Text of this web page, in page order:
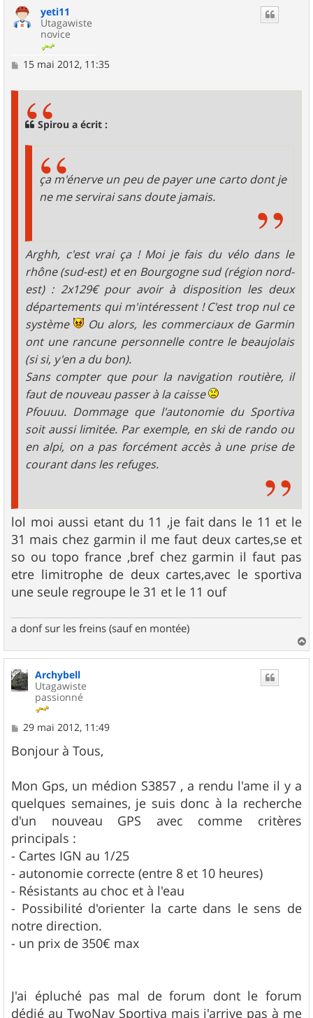
yeti11
Utagawiste
novice
M15 mai 2012, 11:35
Spirou a écrit :
ça m'énerve un peu de payer une carto dont je
ne me servirai sans doute jamais.
Arghh, c'est vrai ça ! Moi je fais du vélo dans le
rhône (sud-est) et en Bourgogne sud (région nord-
est) : 2x129€ pour avoir à disposition les deux
départements qui m'intéressent ! C'est trop nul ce
système
Ou alors, les commerciaux de Garmin
ont une rancune personnelle contre le beaujolais
(si si, y'en a du bon).
Sans compter que pour la navigation routière, il
faut de nouveau passer à la caisse
Pfouuu. Dommage que l'autonomie du Sportiva
soit aussi limitée. Par exemple, en ski de rando ou
en alpi, on a pas forcément accès à une prise de
courant dans les refuges.
lol moi aussi etant du 11 ,je fait dans le 11 et le
31 mais chez garmin il me faut deux cartes,se et
so ou topo france ,bref chez garmin il faut pas
etre limitrophe de deux cartes,avec le sportiva
une seule regroupe le 31 et le 11 ouf
a donf sur les freins (sauf en montée)
a
u
Archybell
Utagawiste
passionné
M
s
s
g
e
29 mai 2012, 11:49
Bonjour à Tous,
Mon Gps, un médion S3857 , a rendu l'ame il y a
quelques semaines, je suis donc à la recherche
d'un nouveau GPS avec comme critères
principals :
- Cartes IGN au 1/25
- autonomie correcte (entre 8 et 10 heures)
- Résistants au choc et à l'eau
- Possibilité d'orienter la carte dans le sens de
notre direction.
- un prix de 350€ max
J'ai épluché pas mal de forum dont le forum
dédié au TwoNav Sportiva mais j'arrive pas à me